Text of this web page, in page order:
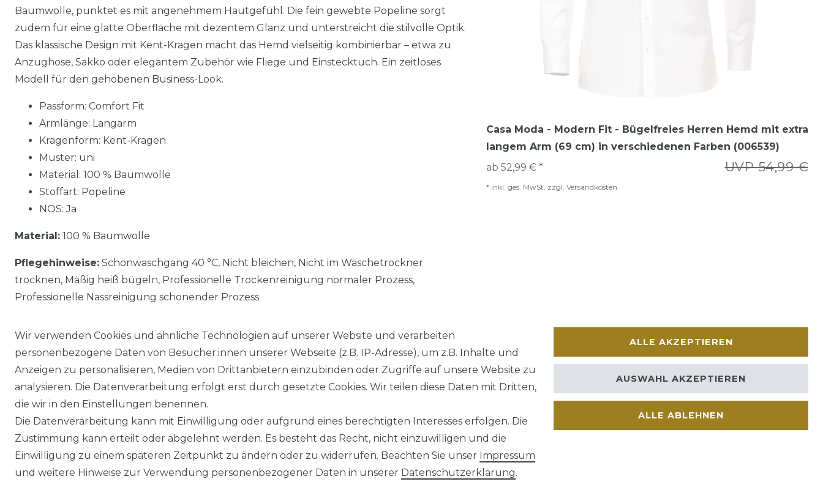
Baumwolle, punktet es mit angenehmem Hautgefühl. Die fein gewebte Popeline sorgt
zudem für eine glatte Oberfläche mit dezentem Glanz und unterstreicht die stilvolle Optik.
Das klassische Design mit Kent-Kragen macht das Hemd vielseitig kombinierbar – etwa zu
Anzughose, Sakko oder elegantem Zubehör wie Fliege und Einstecktuch. Ein zeitloses
Modell für den gehobenen Business-Look.
Passform: Comfort Fit
Armlänge: Langarm
Kragenform: Kent-Kragen
Muster: uni
Material: 100 % Baumwolle
Stoffart: Popeline
NOS: Ja
Material: 100 % Baumwolle
Pflegehinweise: Schonwaschgang 40 °C, Nicht bleichen, Nicht im Wäschetrockner
trocknen, Mäßig heiß bügeln, Professionelle Trockenreinigung normaler Prozess,
Professionelle Nassreinigung schonender Prozess
Casa Moda - Modern Fit - Bügelfreies Herren Hemd mit extra
langem Arm (69 cm) in verschiedenen Farben (006539)
UVP 54,99 €
ab 52,99 € *
* inkl. ges. MwSt. zzgl. Versandkosten
Impressum Daten­schutz­erklärung AGB Barrierefreiheitserklärung Widerrufs­recht
Wir verwenden Cookies und ähnliche Technologien auf unserer Website und verarbeiten
personenbezogene Daten von Besucher:innen unserer Webseite (z.B. IP-Adresse), um z.B. Inhalte und
Anzeigen zu personalisieren, Medien von Drittanbietern einzubinden oder Zugriffe auf unsere Website zu
analysieren. Die Datenverarbeitung erfolgt erst durch gesetzte Cookies. Wir teilen diese Daten mit Dritten,
die wir in den Einstellungen benennen.
Die Datenverarbeitung kann mit Einwilligung oder aufgrund eines berechtigten Interesses erfolgen. Die
Zustimmung kann erteilt oder abgelehnt werden. Es besteht das Recht, nicht einzuwilligen und die
Einwilligung zu einem späteren Zeitpunkt zu ändern oder zu widerrufen. Beachten Sie unser Impressum
und weitere Hinweise zur Verwendung personenbezogener Daten in unserer Daten­schutz­erklärung.
ALLE AKZEPTIEREN
ALLE ABLEHNEN
AUSWAHL AKZEPTIEREN